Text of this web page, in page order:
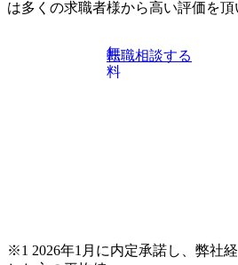
も関わらず、外資系戦略コンサルテ
り、常に刺激を受けながらプロジ
コンサルティングファームの名の
サルティングファームの立ち上げ
は多くの求職者様から高い評価を頂
無
料
転職相談する
※1 2026年1月に内定承諾し、弊社